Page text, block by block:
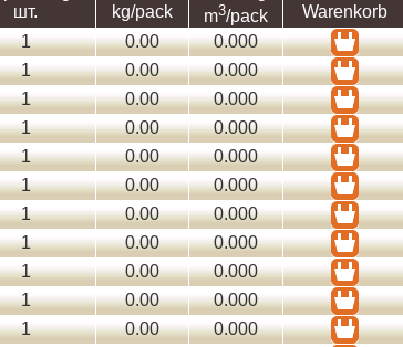
шт.
kg/pack
m3/pack
Warenkorb
1 0.00
0.000
1 0.00
0.000
1 0.00
0.000
1 0.00
0.000
1 0.00
0.000
1 0.00
0.000
1 0.00
0.000
1 0.00
0.000
1 0.00
0.000
1 0.00
0.000
1 0.00
0.000